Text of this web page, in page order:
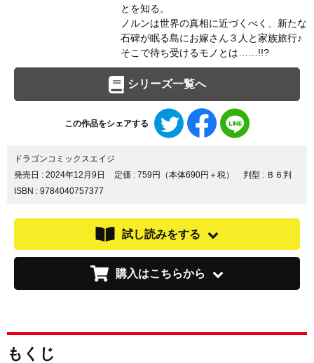
とを知る。
ノルンは世界の真相に近づくべく、新たな
石碑が眠る島にお嫁さん３人と家族旅行♪
そこで待ち受けるモノとは……!!?
シリーズ一覧へ
この作品をシェアする
Twitter
で
ア
Facebook
で
ア
で
ア
ドラゴンコミックスエイジ
発売日 : 2024年12月9日 定価 : 759円（本体690円＋税）
判型 : Ｂ６判
ISBN : 9784040757377
試し読みをする
購入はこちらから
もくじ